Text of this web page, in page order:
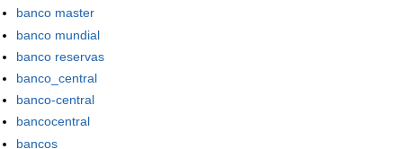
banco master
banco mundial
banco reservas
banco_central
banco-central
bancocentral
bancos